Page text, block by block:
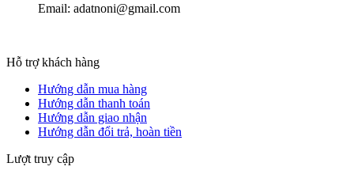
Email: adatnoni@gmail.com
Hỗ trợ khách hàng
Hướng dẫn mua hàng
Hướng dẫn thanh toán
Hướng dẫn giao nhận
Hướng dẫn đổi trả, hoàn tiền
Lượt truy cập